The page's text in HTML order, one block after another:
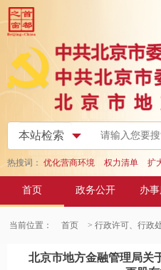
热搜词： 优化营商环境 权力清单 扩
首页 政务公开 办
当前位置： 首页 > 行政许可、行政
北京市地方金融管理局关